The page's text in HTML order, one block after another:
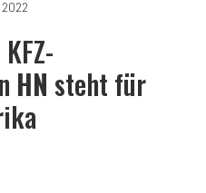
HN steht für